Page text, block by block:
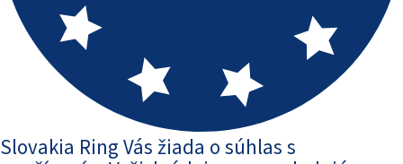
Slovakia Ring Vás žiada o súhlas s